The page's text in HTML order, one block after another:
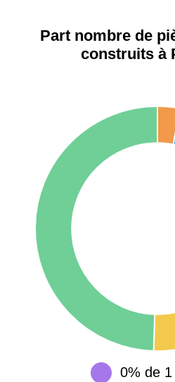
1 404 €
arrondissement
75016 -
16ème
arrondissement
83000 - Toulon
Grenoble 2 917 €
Part nombre de
construits à
0% de